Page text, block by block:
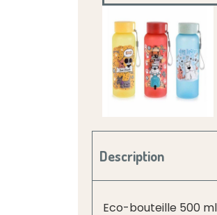
Description
Eco-bouteille 500